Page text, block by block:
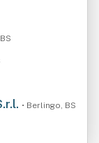
• Berlingo, BS